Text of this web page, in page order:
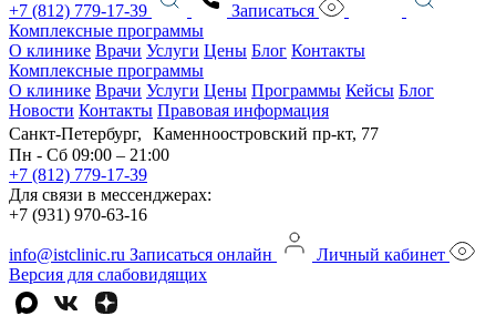
+7 (812) 779-17-39
Записаться
Комплексные программы
О клинике Врачи Услуги Цены Блог Контакты
Комплексные программы
О клинике Врачи Услуги Цены Программы Кейсы Блог
Новости Контакты Правовая информация
Санкт-Петербург, Каменноостровский пр-кт, 77
Пн - Сб 09:00 – 21:00
+7 (812) 779-17-39
Для связи в мессенджерах:
+7 (931) 970-63-16
info@istclinic.ru Записаться онлайн
Личный кабинет
Версия для слабовидящих